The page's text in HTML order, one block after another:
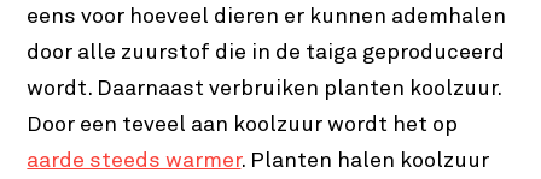
eens voor hoeveel dieren er kunnen ademhalen
door alle zuurstof die in de taiga geproduceerd
wordt. Daarnaast verbruiken planten koolzuur.
Door een teveel aan koolzuur wordt het op
aarde steeds warmer. Planten halen koolzuur